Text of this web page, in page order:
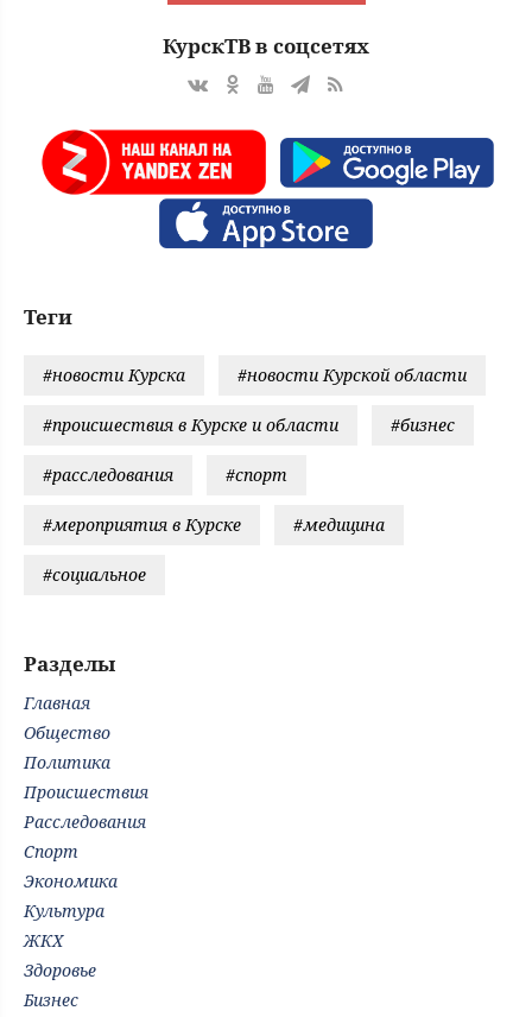
КурскТВ в соцсетях
Теги
#новости Курска #новости Курской области
#происшествия в Курске и области #бизнес
#расследования #спорт
#мероприятия в Курске #медицина
#социальное
Разделы
Главная
Общество
Политика
Происшествия
Расследования
Спорт
Экономика
Культура
ЖКХ
Здоровье
Бизнес